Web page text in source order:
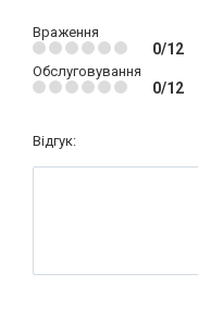
Враження
0/12
Обслуговування
0/12
Відгук: